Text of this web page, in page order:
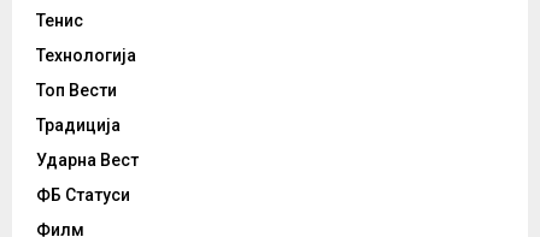
Тенис
Технологија
Топ Вести
Традиција
Ударна Вест
ФБ Статуси
Филм